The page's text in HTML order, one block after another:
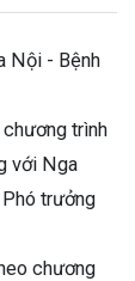
Nội - Bệnh
trình
với Nga
trưởng
chương